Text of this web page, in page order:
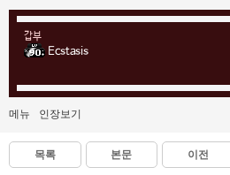
갑부
Ecstasis
메뉴 인장보기
목록 본문 이전